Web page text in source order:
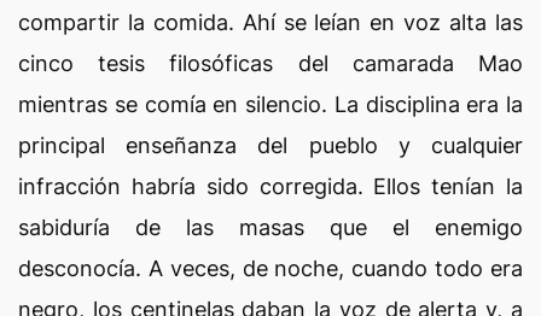
compartir la comida. Ahí se leían en voz alta las
cinco tesis filosóficas del camarada Mao
mientras se comía en silencio. La disciplina era la
principal enseñanza del pueblo y cualquier
infracción habría sido corregida. Ellos tenían la
sabiduría de las masas que el enemigo
desconocía. A veces, de noche, cuando todo era
negro, los centinelas daban la voz de alerta y, a